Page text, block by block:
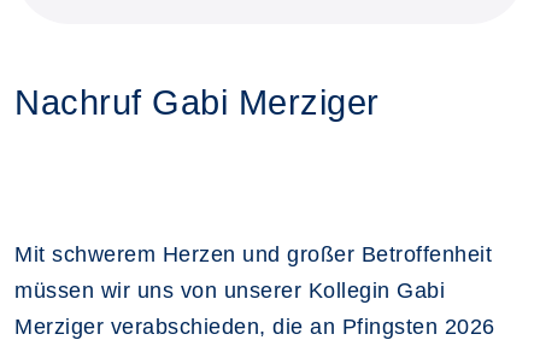
Nachruf Gabi Merziger
Mit schwerem Herzen und großer Betroffenheit
müssen wir uns von unserer Kollegin Gabi
Merziger verabschieden, die an Pfingsten 2026